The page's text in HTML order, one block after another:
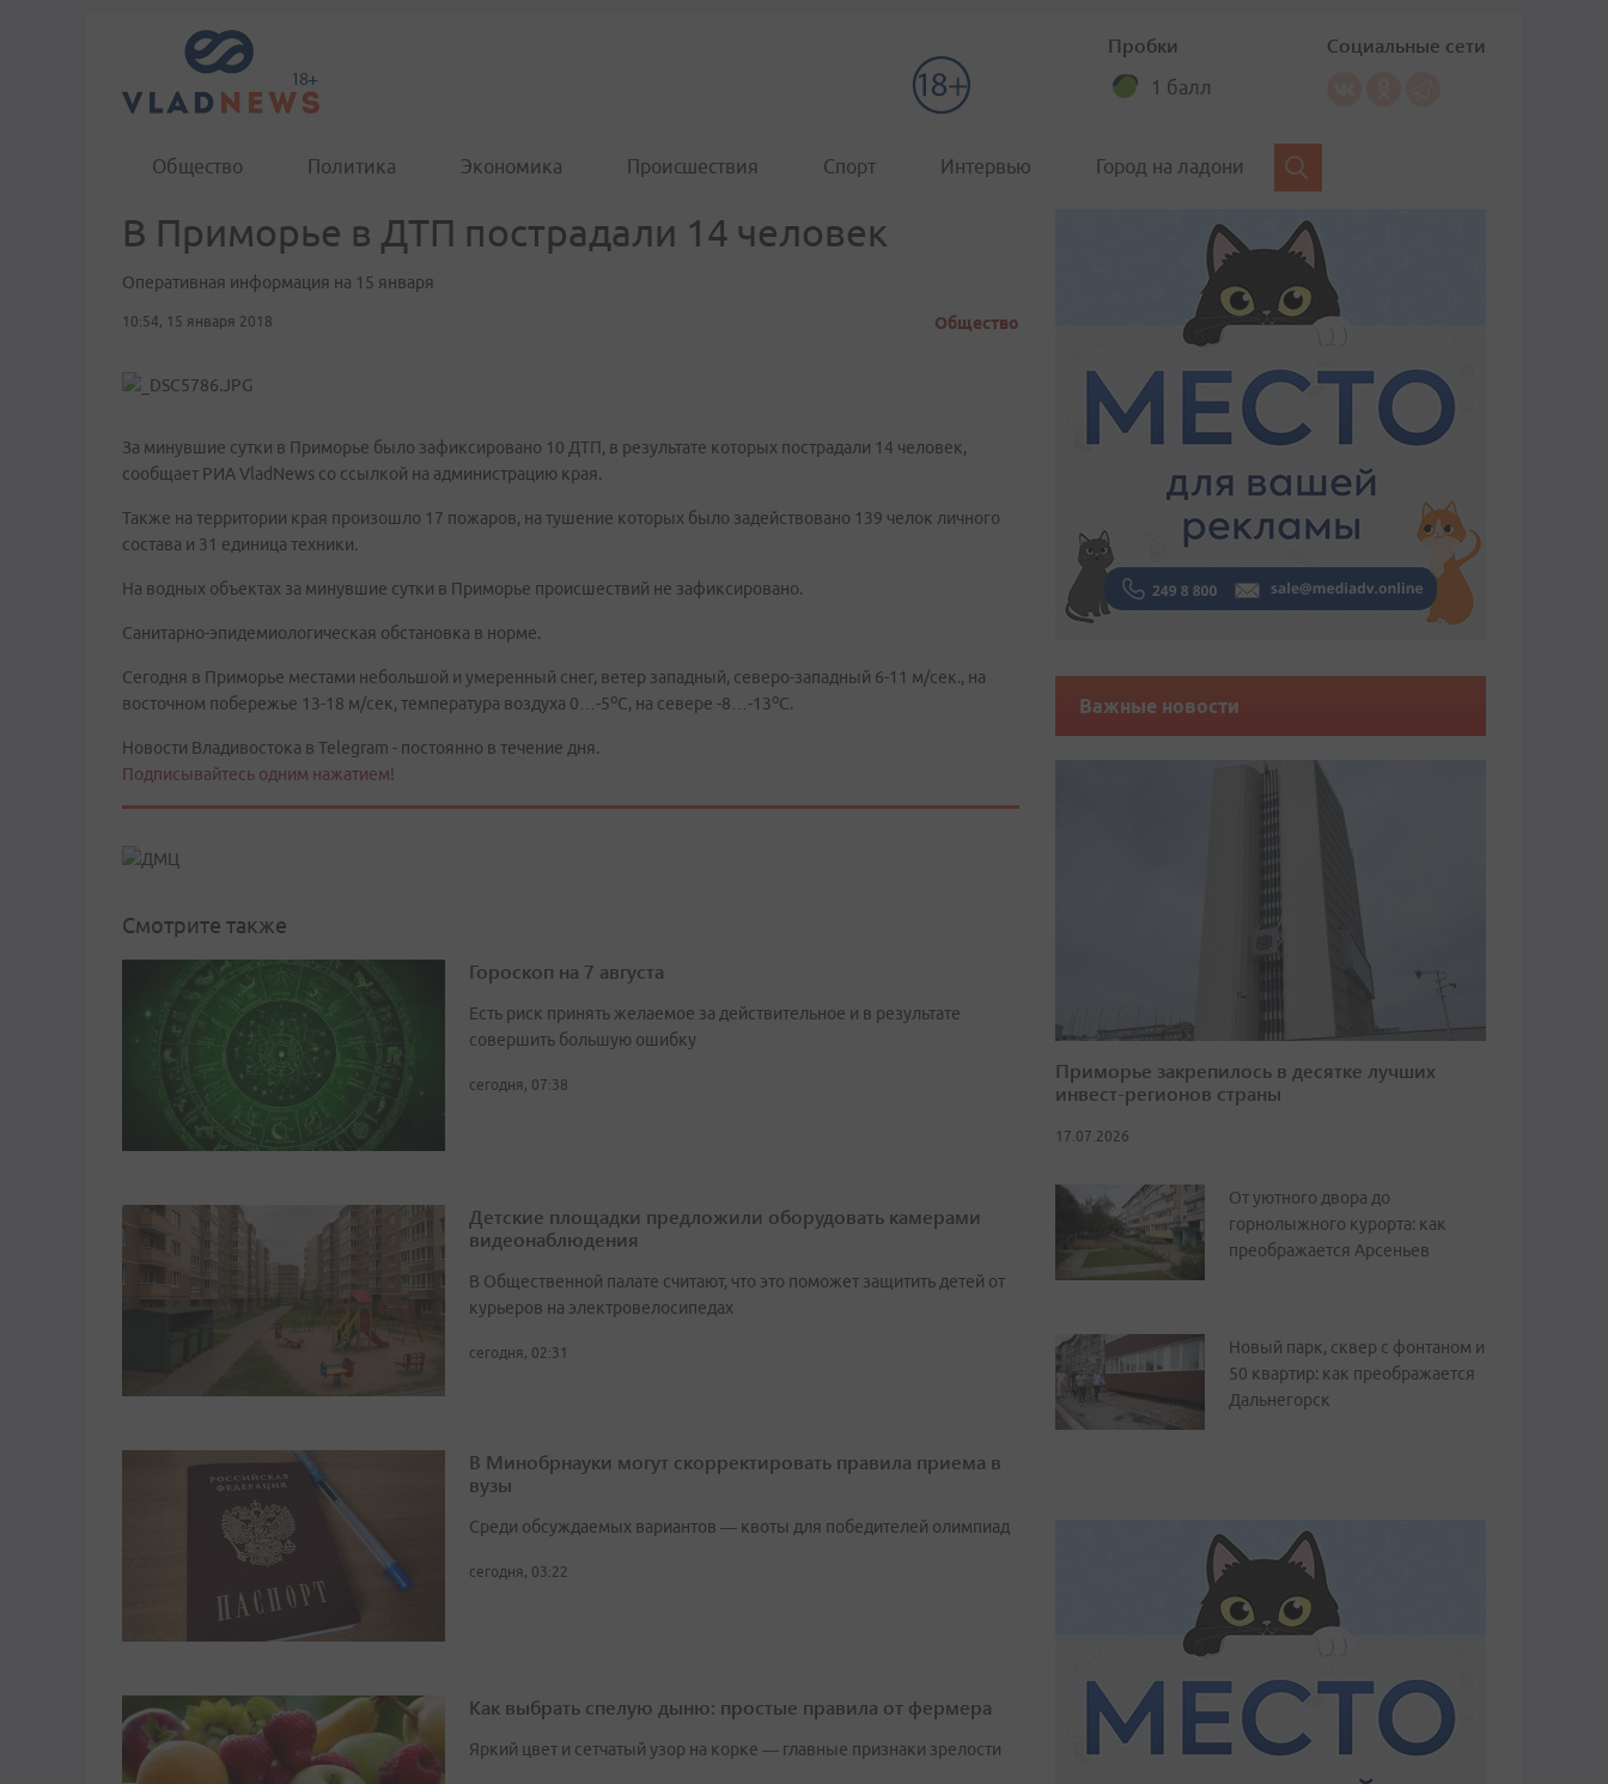
Пробки
1 балл
Социальные сети
Общество Политика Экономика Происшествия Спорт Интервью Город на ладони
В Приморье в ДТП пострадали 14 человек
Оперативная информация на 15 января
10:54, 15 января 2018 Общество
За минувшие сутки в Приморье было зафиксировано 10 ДТП, в результате которых пострадали 14 человек,
сообщает РИА VladNews со ссылкой на администрацию края.
Также на территории края произошло 17 пожаров, на тушение которых было задействовано 139 челок личного
состава и 31 единица техники.
На водных объектах за минувшие сутки в Приморье происшествий не зафиксировано.
Санитарно-эпидемиологическая обстановка в норме.
Сегодня в Приморье местами небольшой и умеренный снег, ветер западный, северо-западный 6-11 м/сек., на
восточном побережье 13-18 м/сек, температура воздуха 0…-5оC, на севере -8…-13оС.
Новости Владивостока в Telegram - постоянно в течение дня.
Подписывайтесь одним нажатием!
Смотрите также
Гороскоп на 7 августа
Есть риск принять желаемое за действительное и в результате
совершить большую ошибку
сегодня, 07:38
Детские площадки предложили оборудовать камерами
видеонаблюдения
В Общественной палате считают, что это поможет защитить детей от
курьеров на электровелосипедах
сегодня, 02:31
В Минобрнауки могут скорректировать правила приема в
вузы
Среди обсуждаемых вариантов — квоты для победителей олимпиад
сегодня, 03:22
Как выбрать спелую дыню: простые правила от фермера
Яркий цвет и сетчатый узор на корке — главные признаки зрелости
Важные новости
Приморье закрепилось в десятке лучших
инвест-регионов страны
17.07.2026
От уютного двора до
горнолыжного курорта: как
преображается Арсеньев
Новый парк, сквер с фонтаном и
50 квартир: как преображается
Дальнегорск